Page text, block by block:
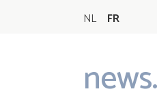
NL FR
news.
Main
navigation